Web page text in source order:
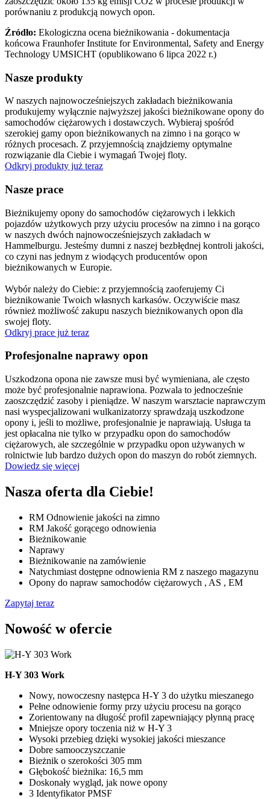
porównaniu z produkcją nowych opon.
Źródło: Ekologiczna ocena bieżnikowania - dokumentacja
końcowa Fraunhofer Institute for Environmental, Safety and Energy
Technology UMSICHT (opublikowano 6 lipca 2022 r.)
Nasze produkty
W naszych najnowocześniejszych zakładach bieżnikowania
produkujemy wyłącznie najwyższej jakości bieżnikowane opony do
samochodów ciężarowych i dostawczych. Wybieraj spośród
szerokiej gamy opon bieżnikowanych na zimno i na gorąco w
różnych procesach. Z przyjemnością znajdziemy optymalne
rozwiązanie dla Ciebie i wymagań Twojej floty.
Odkryj produkty już teraz
Nasze prace
Bieżnikujemy opony do samochodów ciężarowych i lekkich
pojazdów użytkowych przy użyciu procesów na zimno i na gorąco
w naszych dwóch najnowocześniejszych zakładach w
Hammelburgu. Jesteśmy dumni z naszej bezbłędnej kontroli jakości,
co czyni nas jednym z wiodących producentów opon
bieżnikowanych w Europie.
Wybór należy do Ciebie: z przyjemnością zaoferujemy Ci
bieżnikowanie Twoich własnych karkasów. Oczywiście masz
również możliwość zakupu naszych bieżnikowanych opon dla
swojej floty.
Odkryj prace już teraz
Profesjonalne naprawy opon
Uszkodzona opona nie zawsze musi być wymieniana, ale często
może być profesjonalnie naprawiona. Pozwala to jednocześnie
zaoszczędzić zasoby i pieniądze. W naszym warsztacie naprawczym
nasi wyspecjalizowani wulkanizatorzy sprawdzają uszkodzone
opony i, jeśli to możliwe, profesjonalnie je naprawiają. Usługa ta
jest opłacalna nie tylko w przypadku opon do samochodów
ciężarowych, ale szczególnie w przypadku opon używanych w
rolnictwie lub bardzo dużych opon do maszyn do robót ziemnych.
Dowiedz się więcej
Nasza oferta dla Ciebie!
RM Odnowienie jakości na zimno
RM Jakość gorącego odnowienia
Bieżnikowanie
Naprawy
Bieżnikowanie na zamówienie
Natychmiast dostępne odnowienia RM z naszego magazynu
Opony do napraw samochodów ciężarowych , AS , EM
Zapytaj teraz
Nowość w ofercie
H-Y 303 Work
Nowy, nowoczesny następca H-Y 3 do użytku mieszanego
Pełne odnowienie formy przy użyciu procesu na gorąco
Zorientowany na długość profil zapewniający płynną pracę
Mniejsze opory toczenia niż w H-Y 3
Wysoki przebieg dzięki wysokiej jakości mieszance
Dobre samooczyszczanie
Bieżnik o szerokości 305 mm
Głębokość bieżnika: 16,5 mm
Doskonały wygląd, jak nowe opony
3 Identyfikator PMSF